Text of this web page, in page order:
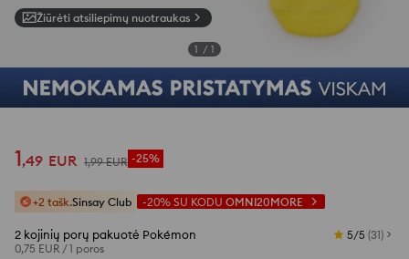
Žiūrėti atsiliepimų nuotraukas
1 / 1
1,49 EUR 1,99 EUR -25%
+2 tašk.Sinsay Club -20% SU KODU OMNI20MORE
2 kojinių porų pakuotė Pokémon
0,75 EUR /1 poros
5/5 (31)